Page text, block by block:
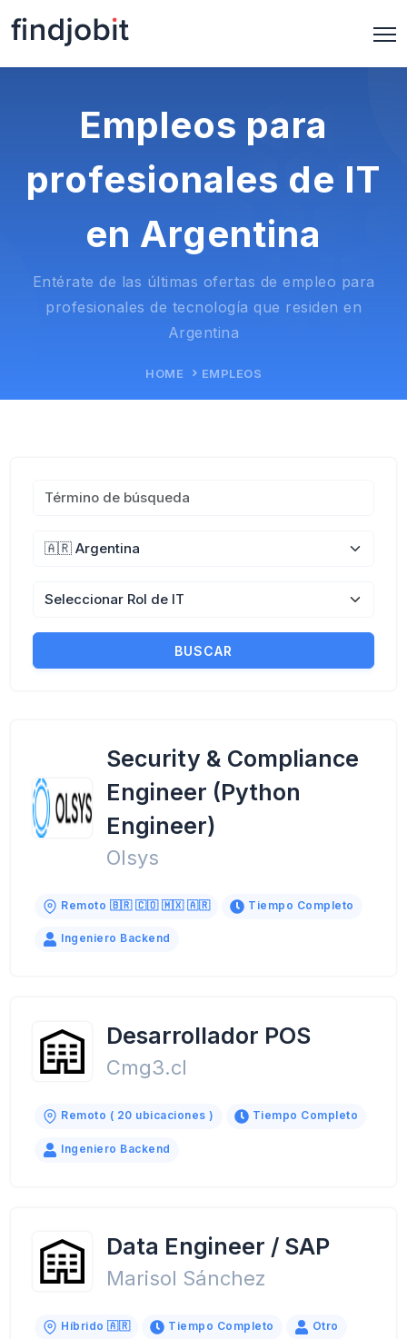
Empleos para
profesionales de IT
en Argentina
Entérate de las últimas ofertas de empleo para
profesionales de tecnología que residen en
Argentina
HOME EMPLEOS
BUSCAR
Security & Compliance
Engineer (Python
Engineer)
Olsys
Remoto 🇧🇷 🇨🇴 🇲🇽 🇦🇷 Tiempo Completo
Ingeniero Backend
Desarrollador POS
Cmg3.cl
Remoto ( 20 ubicaciones ) Tiempo Completo
Ingeniero Backend
Data Engineer / SAP
Marisol Sánchez
Híbrido 🇦🇷 Tiempo Completo Otro